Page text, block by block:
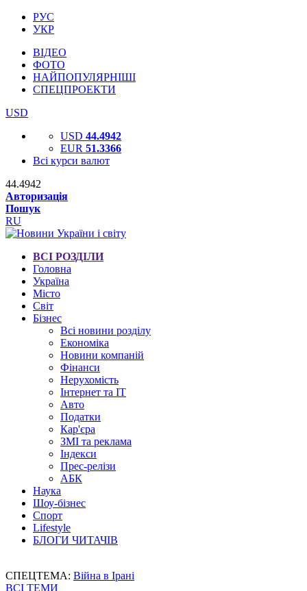
РУС
УКР
ВІДЕО
ФОТО
НАЙПОПУЛЯРНІШІ
СПЕЦПРОЕКТИ
USD
USD 44.4942
EUR 51.3366
Всі курси валют
44.4942
Авторизація
Пошук
RU
ВСІ РОЗДІЛИ
Головна
Україна
Місто
Світ
Бізнес
Всі новини розділу
Економіка
Новини компаній
Фінанси
Нерухомість
Інтернет та IT
Авто
Податки
Кар'єра
ЗМІ та реклама
Індекси
Прес-релізи
АБК
Наука
Шоу-бізнес
Спорт
Lifestyle
БЛОГИ ЧИТАЧІВ
СПЕЦТЕМА: Війна в Ірані
ВСІ ТЕМИ